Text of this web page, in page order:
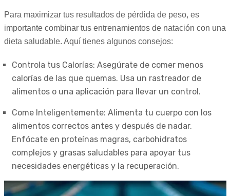
Para maximizar tus resultados de pérdida de peso, es
importante combinar tus entrenamientos de natación con una
dieta saludable. Aquí tienes algunos consejos:
Controla tus Calorías: Asegúrate de comer menos
calorías de las que quemas. Usa un rastreador de
alimentos o una aplicación para llevar un control.
Come Inteligentemente: Alimenta tu cuerpo con los
alimentos correctos antes y después de nadar.
Enfócate en proteínas magras, carbohidratos
complejos y grasas saludables para apoyar tus
necesidades energéticas y la recuperación.